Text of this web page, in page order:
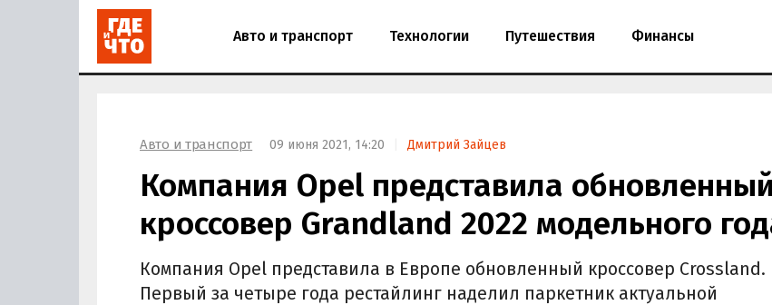
Авто и транспорт Технологии Путешествия Финансы
Авто и транспорт 09 июня 2021, 14:20 Дмитрий Зайцев
Компания Opel представила обновленный
кроссовер Grandland 2022 модельного
Компания Opel представила в Европе обновленный кроссовер Crossland.
Первый за четыре года рестайлинг наделил паркетник актуальной